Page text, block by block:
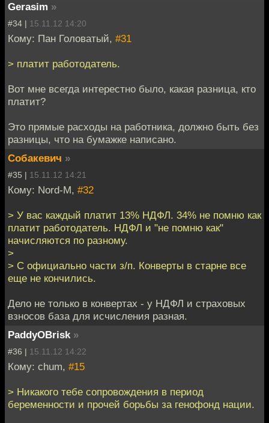
Gerasim »
#34 | 15.11.12 14:20
Кому: Пан Головатый, #31
> платит работодатель.
Вот мне всегда интерестно было, какая разница, кто
платит?
Это прямые расходы на работника, должно быть без
разницы, что на бумажке написано.
Собакевич »
#35 | 15.11.12 14:21
Кому: Nord-M, #32
> У вас каждый платит 13% НДФЛ. 34% не помню как
платит работодатель. НДФЛ и "не помню как"
начисляются по разному.
>
> С официально части з/п. Конверты в старне все
еще не кончились.
Дело не только в конвертах - у НДФЛ и страховых
взносов база для исчисления разная.
PaddyOBrisk »
#36 | 15.11.12 14:22
Кому: chum, #15
> Никакого тебе сопровождения в период
беременности и прочей борьбы за генофонд нации.